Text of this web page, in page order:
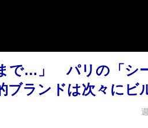
で…」 パリの「シ
ランドは次々にビ